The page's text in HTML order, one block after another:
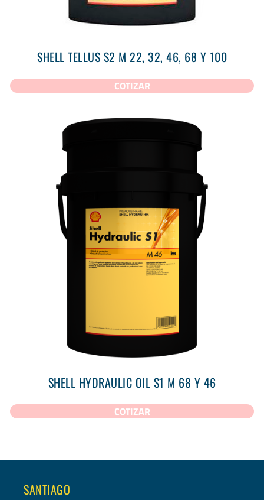
SHELL TELLUS S2 M 22, 32, 46, 68 Y 100
COTIZAR
SHELL HYDRAULIC OIL S1 M 68 Y 46
COTIZAR
SANTIAGO